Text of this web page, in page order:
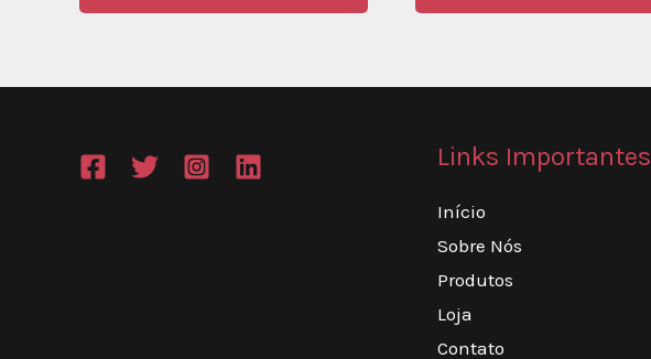
Links Importantes
Início
Sobre Nós
Produtos
Loja
Contato